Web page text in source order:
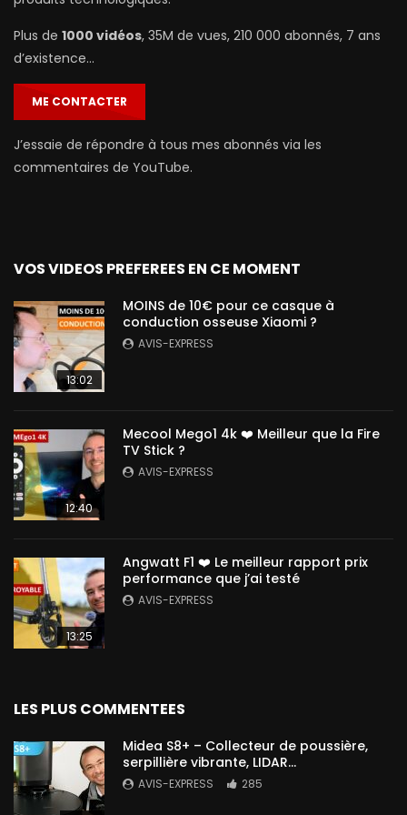
Plus de 1000 vidéos, 35M de vues, 210 000 abonnés, 7 ans
d’existence…
ME CONTACTER
J’essaie de répondre à tous mes abonnés via les
commentaires de YouTube.
VOS VIDEOS PREFEREES EN CE MOMENT
13:02
MOINS de 10€ pour ce casque à
conduction osseuse Xiaomi ?
AVIS-EXPRESS
12:40
Mecool Mego1 4k ❤️ Meilleur que la Fire
TV Stick ?
AVIS-EXPRESS
13:25
Angwatt F1 ❤️ Le meilleur rapport prix
performance que j’ai testé
AVIS-EXPRESS
LES PLUS COMMENTEES
Midea S8+ – Collecteur de poussière,
serpillière vibrante, LIDAR…
AVIS-EXPRESS 285